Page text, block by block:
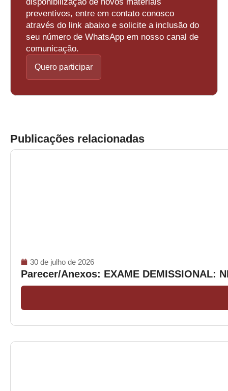
preventivos, entre em contato conosco
através do link abaixo e solicite a inclusão do
seu número de WhatsApp em nosso canal de
comunicação.
Quero participar
Publicações relacionadas
30 de julho de 2026
Parecer/Anexos: EXAME DEMISSIONAL: